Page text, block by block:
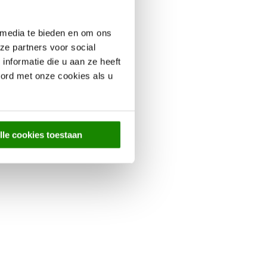
te bieden en om ons
partners voor social
die u aan ze heeft
met onze cookies als u
cookies toestaan